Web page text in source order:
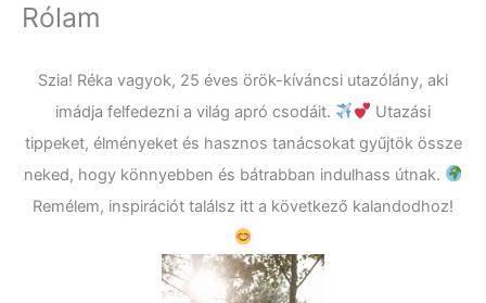
Rólam
Szia! Réka vagyok, 25 éves örök-kíváncsi utazólány, aki
imádja felfedezni a világ apró csodáit.
Utazási
tippeket, élményeket és hasznos tanácsokat gyűjtök össze
neked, hogy könnyebben és bátrabban indulhass útnak.
Remélem, inspirációt találsz itt a következő kalandodhoz!